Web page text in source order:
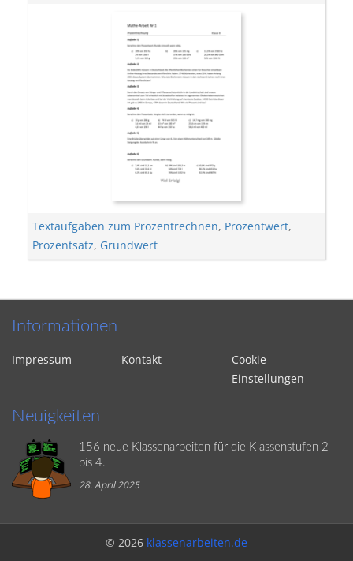
Textaufgaben zum Prozentrechnen, Prozentwert,
Prozentsatz, Grundwert
Informationen
Impressum Kontakt
Cookie-
Einstellungen
Neuigkeiten
156 neue Klassenarbeiten für die Klassenstufen 2
bis 4.
28. April 2025
© 2026 klassenarbeiten.de